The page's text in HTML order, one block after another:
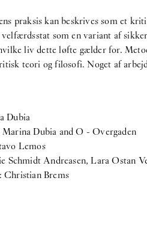
praksis kan beskrives som et
som en variant af
liv dette løfte gælder for.
teori og filosofi. Noget af
Dubia
Dubia and O - Overgaden
Lemos
Schmidt Andreasen, Lara Ostan
Christian Brems